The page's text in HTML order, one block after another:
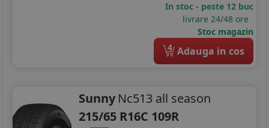
In stoc - peste 12 buc
livrare 24/48 ore
Stoc magazin
4 Adauga in cos
Sunny Nc513 all season
215/65 R16C 109R